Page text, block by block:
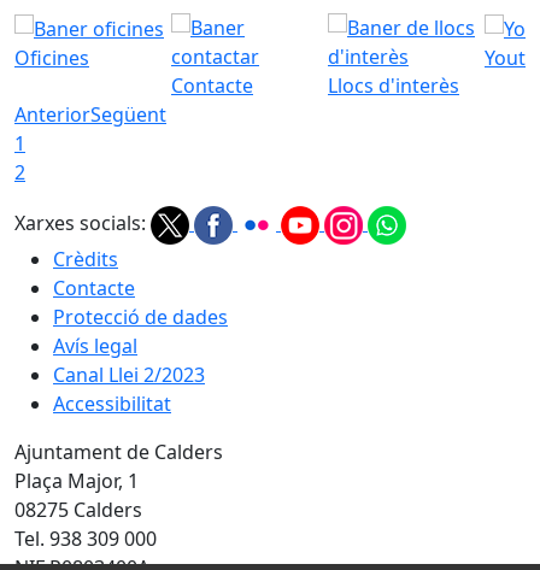
Oficines
Contacte
Llocs d'interès
AnteriorSegüent
1
2
Xarxes socials:
Crèdits
Contacte
Protecció de dades
Avís legal
Canal Llei 2/2023
Accessibilitat
Ajuntament de Calders
Plaça Major, 1
08275 Calders
Tel. 938 309 000